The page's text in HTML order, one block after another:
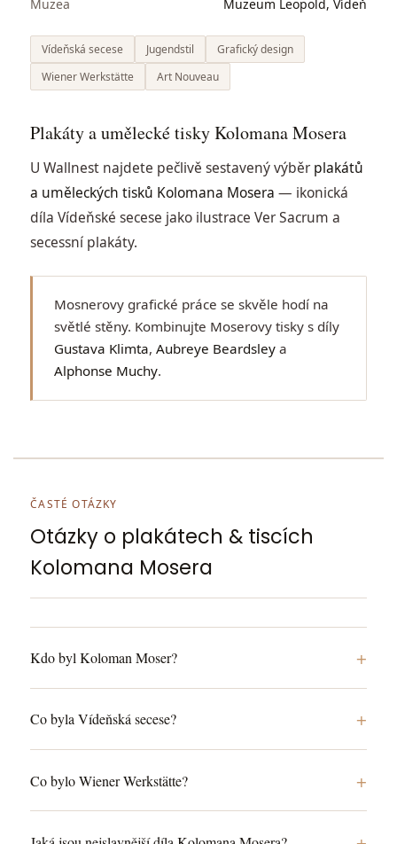
Muzea Muzeum Leopold, Vídeň
Vídeňská secese Jugendstil
Grafický design
Wiener Werkstätte
Art Nouveau
Plakáty a umělecké tisky Kolomana Mosera
U Wallnest najdete pečlivě sestavený výběr plakátů
a uměleckých tisků Kolomana Mosera — ikonická
díla Vídeňské secese jako ilustrace Ver Sacrum a
secessní plakáty.
Mosnerovy grafické práce se skvěle hodí na
světlé stěny. Kombinujte Moserovy tisky s díly
Gustava Klimta,Aubreye Beardsley a
Alphonse Muchy.
ČASTÉ OTÁZKY
Otázky o plakátech & tiscích
Kolomana Mosera
Kdo byl Koloman Moser? +
Co byla Vídeňská secese? +
Co bylo Wiener Werkstätte? +